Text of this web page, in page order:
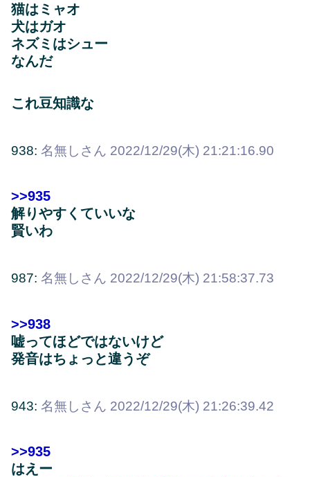
猫はミャオ
犬はガオ
ネズミはシュー
なんだ
これ豆知識な
938: 名無しさん 2022/12/29(木) 21:21:16.90
>>935
解りやすくていいな
賢いわ
987: 名無しさん 2022/12/29(木) 21:58:37.73
>>938
嘘ってほどではないけど
発音はちょっと違うぞ
943: 名無しさん 2022/12/29(木) 21:26:39.42
>>935
はえー